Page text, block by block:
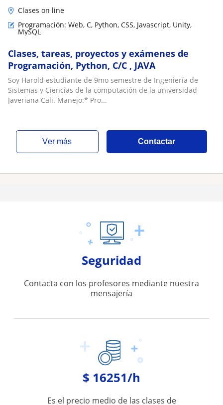
Clases on line
Programación: Web, C, Python, CSS, Javascript, Unity,
MySQL
Clases, tareas, proyectos y exámenes de
Programación, Python, C/C , JAVA
Soy Harold estudiante de 9mo semestre de Ingeniería de
Sistemas y Ciencias de la computación de la universidad
Javeriana Cali. Manejo:* Pro...
ver más Contactar
Seguridad
Contacta con los profesores mediante nuestra
mensajería
$ 16251/h
Es el precio medio de las clases de